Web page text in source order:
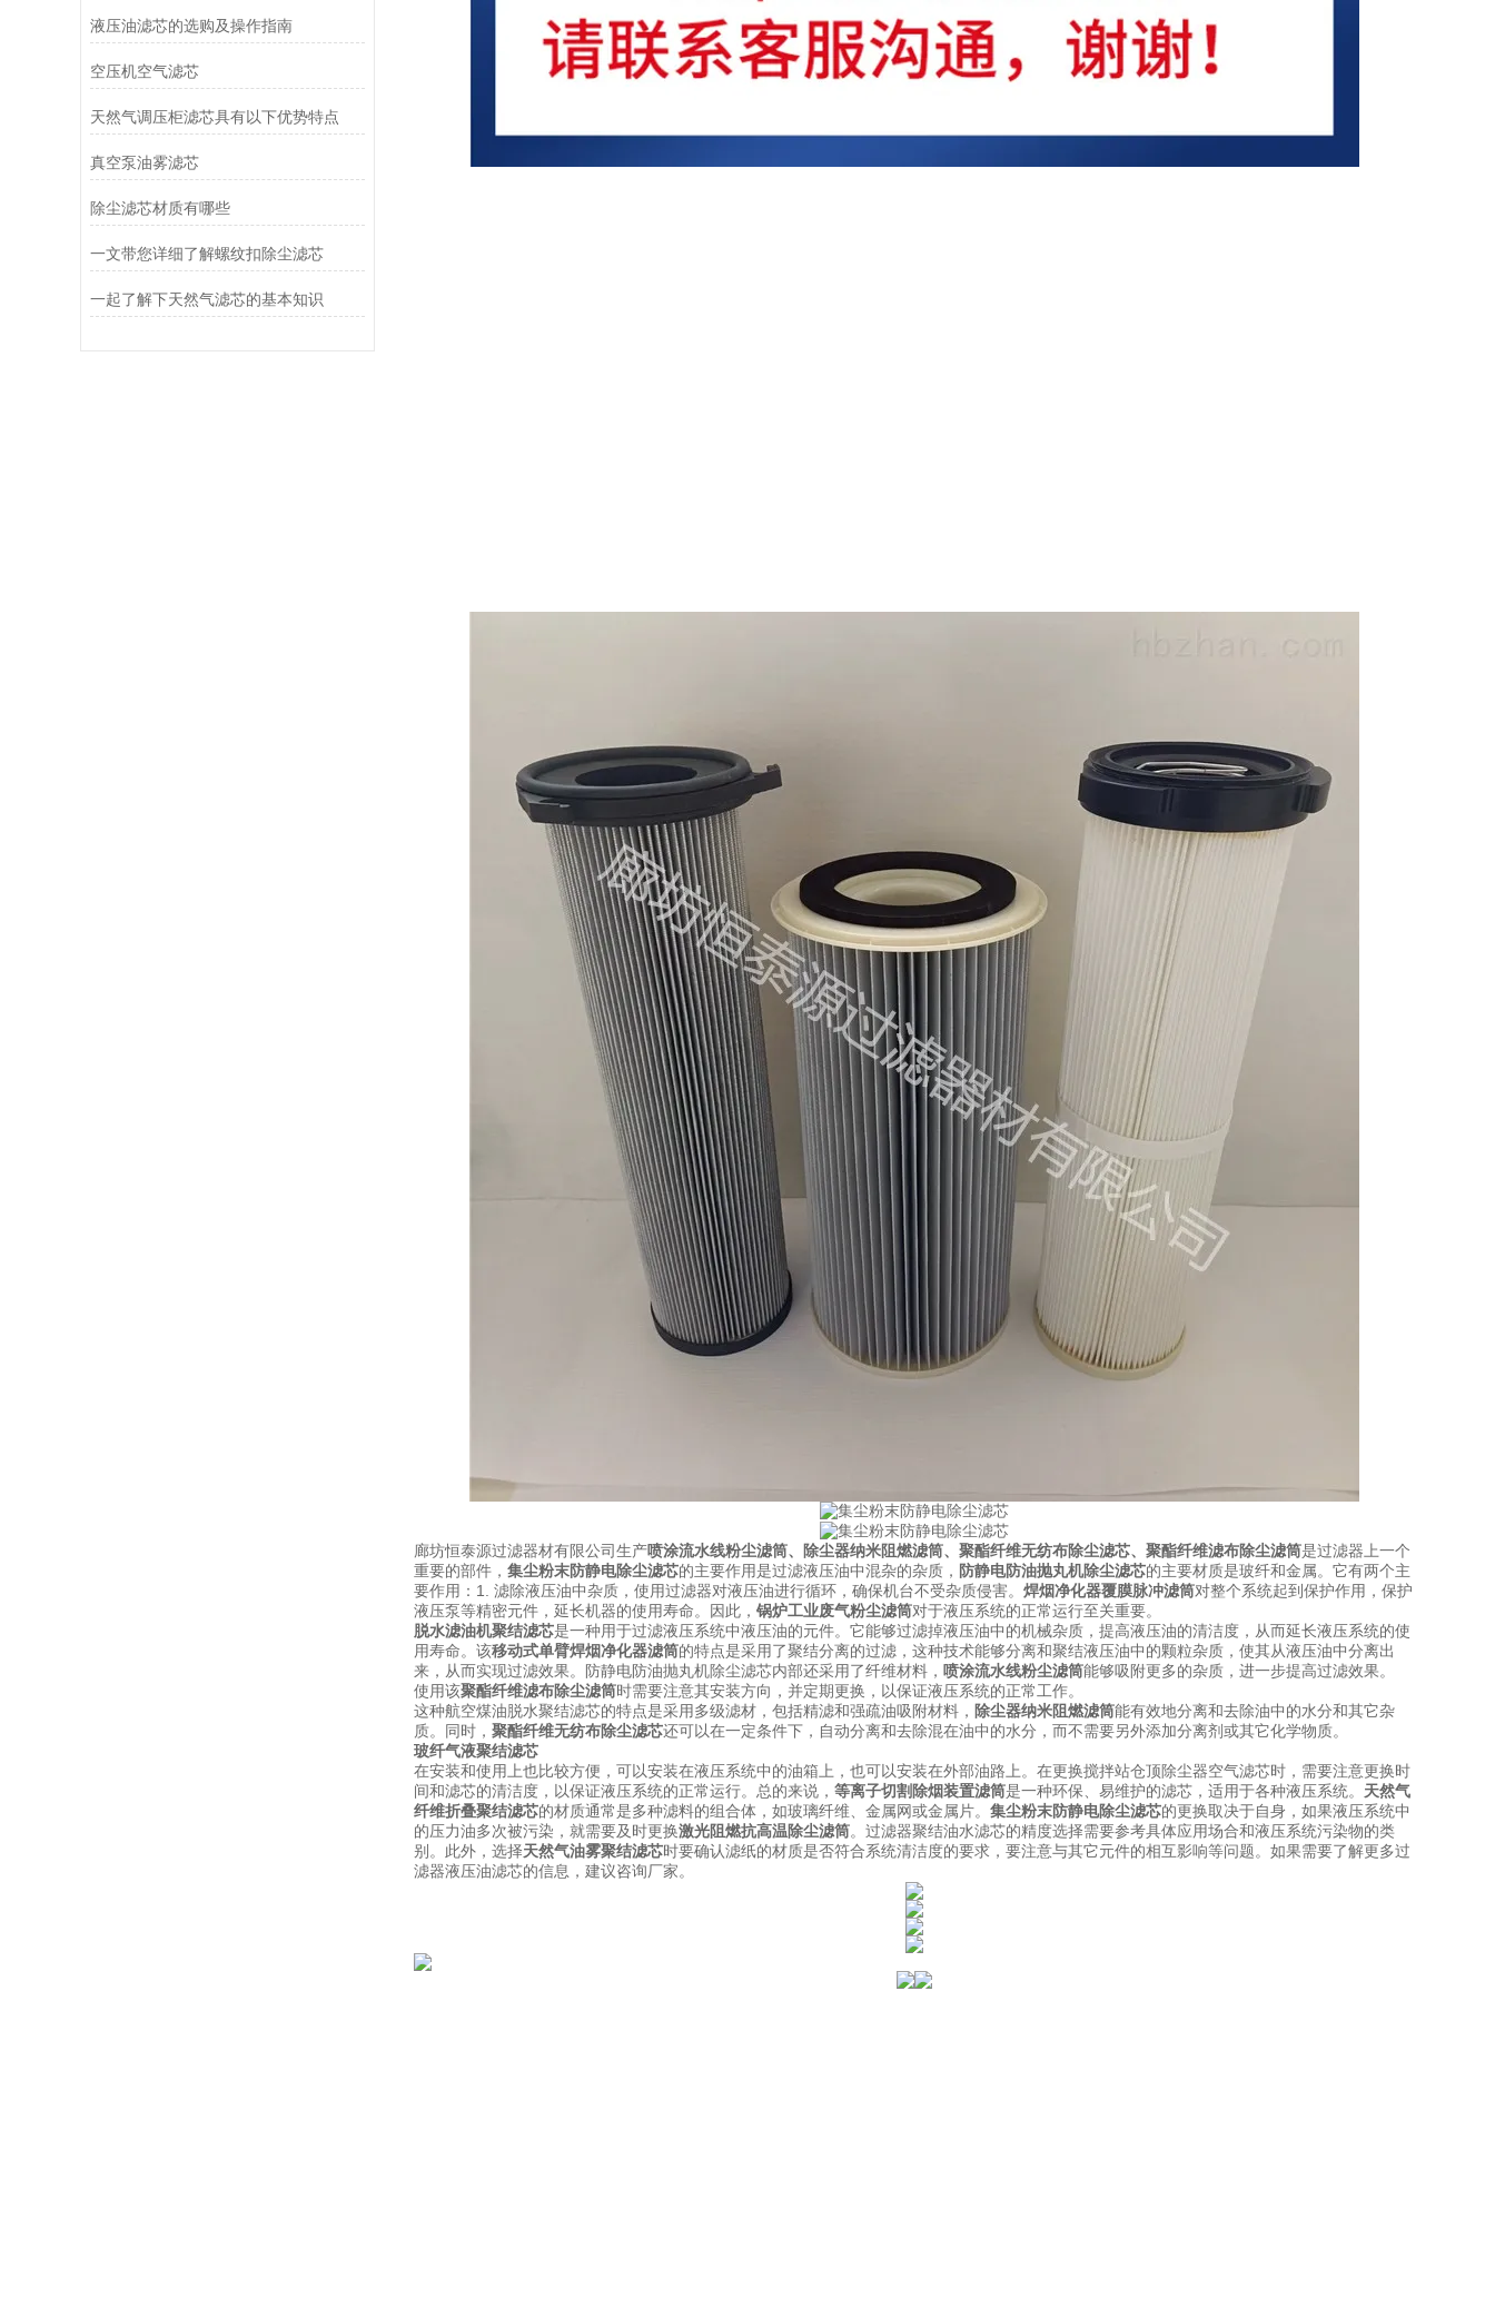
液压油滤芯的选购及操作指南
空压机空气滤芯
天然气调压柜滤芯具有以下优势特点
真空泵油雾滤芯
除尘滤芯材质有哪些
一文带您详细了解螺纹扣除尘滤芯
一起了解下天然气滤芯的基本知识
廊坊恒泰源过滤器材有限公司生产喷涂流水线粉尘滤筒、 除尘器纳米阻燃滤筒、 聚酯纤维无纺布除尘滤芯、 聚酯纤维滤布除尘滤筒是过滤器上一个
重要的部件， 集尘粉末防静电除尘滤芯的主要作用是过滤液压油中混杂的杂质， 防静电防油抛丸机除尘滤芯的主要材质是玻纤和金属。它有两个主
要作用：1. 滤除液压油中杂质，使用过滤器对液压油进行循环，确保机台不受杂质侵害。 焊烟净化器覆膜脉冲滤筒对整个系统起到保护作用，保护
液压泵等精密元件，延长机器的使用寿命。因此， 锅炉工业废气粉尘滤筒对于液压系统的正常运行至关重要。
脱水滤油机聚结滤芯是一种用于过滤液压系统中液压油的元件。它能够过滤掉液压油中的机械杂质，提高液压油的清洁度，从而延长液压系统的使
用寿命。该移动式单臂焊烟净化器滤筒的特点是采用了聚结分离的过滤，这种技术能够分离和聚结液压油中的颗粒杂质，使其从液压油中分离出
来，从而实现过滤效果。防静电防油抛丸机除尘滤芯内部还采用了纤维材料， 喷涂流水线粉尘滤筒能够吸附更多的杂质，进一步提高过滤效果。
使用该聚酯纤维滤布除尘滤筒时需要注意其安装方向，并定期更换，以保证液压系统的正常工作。
这种航空煤油脱水聚结滤芯的特点是采用多级滤材，包括精滤和强疏油吸附材料， 除尘器纳米阻燃滤筒能有效地分离和去除油中的水分和其它杂
质。同时， 聚酯纤维无纺布除尘滤芯还可以在一定条件下，自动分离和去除混在油中的水分，而不需要另外添加分离剂或其它化学物质。
玻纤气液聚结滤芯
在安装和使用上也比较方便，可以安装在液压系统中的油箱上，也可以安装在外部油路上。在更换搅拌站仓顶除尘器空气滤芯时，需要注意更换时
间和滤芯的清洁度，以保证液压系统的正常运行。总的来说， 等离子切割除烟装置滤筒是一种环保、易维护的滤芯，适用于各种液压系统。 天然气
纤维折叠聚结滤芯的材质通常是多种滤料的组合体，如玻璃纤维、金属网或金属片。 集尘粉末防静电除尘滤芯的更换取决于自身，如果液压系统中
的压力油多次被污染，就需要及时更换激光阻燃抗高温除尘滤筒。过滤器聚结油水滤芯的精度选择需要参考具体应用场合和液压系统污染物的类
别。此外，选择天然气油雾聚结滤芯时要确认滤纸的材质是否符合系统清洁度的要求，要注意与其它元件的相互影响等问题。如果需要了解更多过
滤器液压油滤芯的信息，建议咨询厂家。